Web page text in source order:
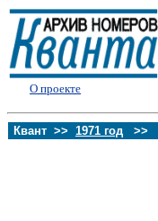
О проекте
Квант >> 1971 год >>